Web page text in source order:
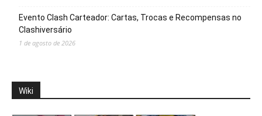
Evento Clash Carteador: Cartas, Trocas e Recompensas no
Clashiversário
1 de agosto de 2026
Wiki